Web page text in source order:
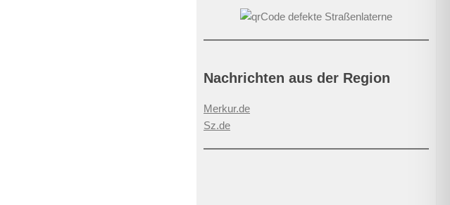
Nachrichten aus der Region
Merkur.de
Sz.de